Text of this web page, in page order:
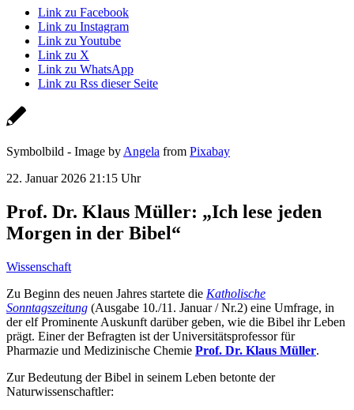
Link zu Facebook
Link zu Instagram
Link zu Youtube
Link zu X
Link zu WhatsApp
Link zu Rss dieser Seite
Symbolbild - Image by Angela from Pixabay
22. Januar 2026 21:15 Uhr
Prof. Dr. Klaus Müller: „Ich lese jeden
Morgen in der Bibel“
Wissenschaft
Zu Beginn des neuen Jahres startete die Katholische
Sonntagszeitung (Ausgabe 10./11. Januar / Nr.2) eine Umfrage, in
der elf Prominente Auskunft darüber geben, wie die Bibel ihr Leben
prägt. Einer der Befragten ist der Universitätsprofessor für
Pharmazie und Medizinische Chemie Prof. Dr. Klaus Müller.
Zur Bedeutung der Bibel in seinem Leben betonte der
Naturwissenschaftler: